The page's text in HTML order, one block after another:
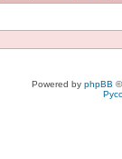
Powered by phpBB